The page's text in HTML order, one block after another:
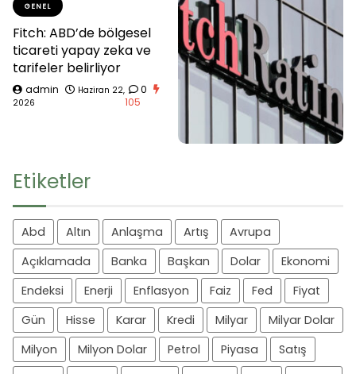
GENEL
Fitch: ABD’de bölgesel
ticareti yapay zeka ve
tarifeler belirliyor
admin
Haziran 22,
2026
0
105
Etiketler
Abd Altın Anlaşma Artış
Avrupa
Açıklamada
Banka Başkan Dolar
Ekonomi
Endeksi
Enerji Enflasyon Faiz Fed
Fiyat
Gün
Hisse Karar Kredi Milyar
Milyar Dolar
Milyon
Milyon Dolar Petrol Piyasa
Satış